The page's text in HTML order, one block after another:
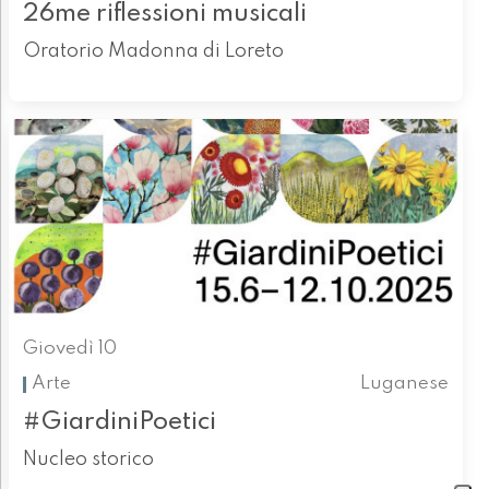
26me riflessioni musicali
Oratorio Madonna di Loreto
Giovedì 10
Arte
Luganese
#GiardiniPoetici
Nucleo storico